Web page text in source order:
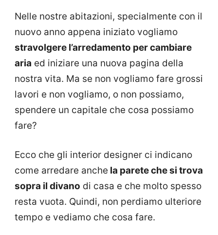
Nelle nostre abitazioni, specialmente con il
nuovo anno appena iniziato vogliamo
stravolgere l’arredamento per cambiare
aria ed iniziare una nuova pagina della
nostra vita. Ma se non vogliamo fare grossi
lavori e non vogliamo, o non possiamo,
spendere un capitale che cosa possiamo
fare?
Ecco che gli interior designer ci indicano
come arredare anche la parete che si trova
sopra il divano di casa e che molto spesso
resta vuota. Quindi, non perdiamo ulteriore
tempo e vediamo che cosa fare.